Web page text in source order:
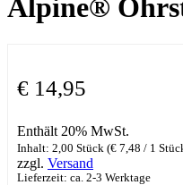
Alpine®
€ 14,95
Enthält 20% MwSt.
Inhalt: 2,00 Stück (€ 7,48 / 1
zzgl. Versand
Lieferzeit: ca. 2-3 Werktage